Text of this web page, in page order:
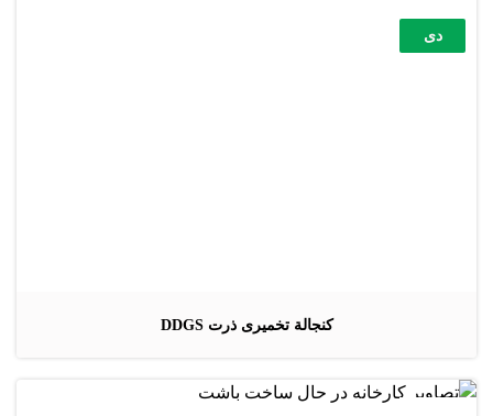
کنجالة تخمیری ذرت DDGS
دی